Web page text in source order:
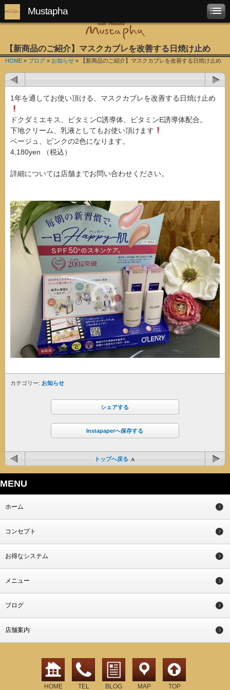
Mustapha
【新商品のご紹介】マスクカブレを改善する日焼け止め
HOME » ブログ » お知らせ » 【新商品のご紹介】マスクカブレを改善する日焼け止め
1年を通してお使い頂ける、マスクカブレを改善する日焼け止め
ドクダミエキス、ビタミンC誘導体、ビタミンE誘導体配合。
下地クリーム、乳液としてもお使い頂けます
ベージュ、ピンクの2色になります。
4,180yen （税込）
詳細については店舗までお問い合わせください。
カテゴリー: お知らせ
シェアする
Instapaperへ保存する
トップへ戻る
MENU
ホーム
コンセプト
お得なシステム
メニュー
ブログ
店舗案内
HOME TEL BLOG MAP TOP